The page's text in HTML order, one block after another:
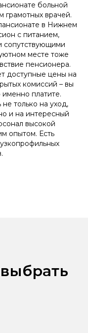
больной
грамотных врачей.
в Нижнем
с питанием,
сопутствующими
месте тоже
пенсионера.
доступные цены на
комиссий – вы
именно платите.
не только на уход,
и на интересный
высокой
опытом. Есть